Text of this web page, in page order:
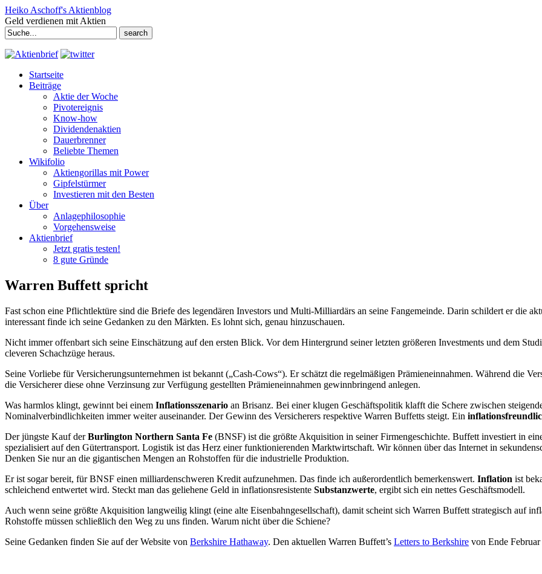
Heiko Aschoff's Aktienblog
Geld verdienen mit Aktien
Search
for:
Startseite
Beiträge
Aktie der Woche
Pivotereignis
Know-how
Dividendenaktien
Dauerbrenner
Beliebte Themen
Wikifolio
Aktiengorillas mit Power
Gipfelstürmer
Investieren mit den Besten
Über
Anlagephilosophie
Vorgehensweise
Aktienbrief
Jetzt gratis testen!
8 gute Gründe
Warren Buffett spricht
Fast schon eine Pflichtlektüre sind die Briefe des legendären Investors und Multi-Milliardärs an seine Fangemeinde. Darin schildert er die
interessant finde ich seine Gedanken zu den Märkten. Es lohnt sich, genau hinzuschauen.
Nicht immer offenbart sich seine Einschätzung auf den ersten Blick. Vor dem Hintergrund seiner letzten größeren Investments und dem
cleveren Schachzüge heraus.
Seine Vorliebe für Versicherungsunternehmen ist bekannt („Cash-Cows“). Er schätzt die regelmäßigen Prämieneinnahmen. Während die
die Versicherer diese ohne Verzinsung zur Verfügung gestellten Prämieneinnahmen gewinnbringend anlegen.
Was harmlos klingt, gewinnt bei einem Inflationsszenario an Brisanz. Bei einer klugen Geschäftspolitik klafft die Schere zwischen
Nominalverbindlichkeiten immer weiter auseinander. Der Gewinn des Versicherers respektive Warren Buffetts steigt. Ein
Der jüngste Kauf derBurlington Northern Santa Fe (BNSF) ist die größte Akquisition in seiner Firmengeschichte. Buffett investiert in
spezialisiert auf den Gütertransport. Logistik ist das Herz einer funktionierenden Marktwirtschaft. Wir können über das Internet in
Denken Sie nur an die gigantischen Mengen an Rohstoffen für die industrielle Produktion.
Er ist sogar bereit, für BNSF einen milliardenschweren Kredit aufzunehmen. Das finde ich außerordentlich bemerkenswert. Inflation ist
schleichend entwertet wird. Steckt man das geliehene Geld in inflationsresistente Substanzwerte, ergibt sich ein nettes Geschäftsmodell.
Auch wenn seine größte Akquisition langweilig klingt (eine alte Eisenbahngesellschaft), damit scheint sich Warren Buffett strategisch auf
Rohstoffe müssen schließlich den Weg zu uns finden. Warum nicht über die Schiene?
Seine Gedanken finden Sie auf der Website von Berkshire Hathaway. Den aktuellen Warren Buffett’s Letters to Berkshire von Ende